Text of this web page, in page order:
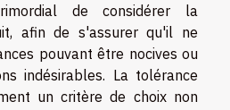
de considérer la
afin de s'assurer qu'il ne
pouvant être nocives ou
indésirables. La tolérance
un critère de choix non